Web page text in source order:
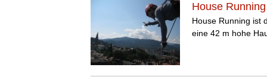
House Running
House Running ist
eine 42 m hohe